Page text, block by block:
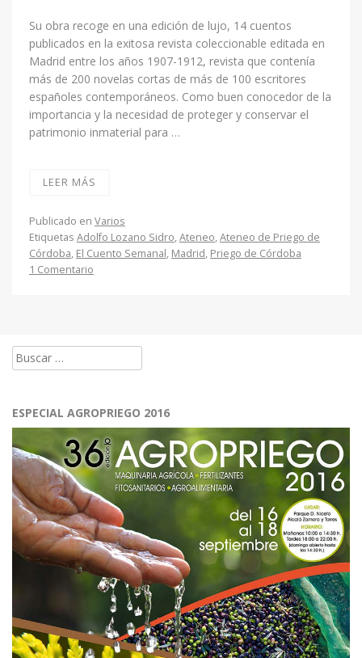
Su obra recoge en una edición de lujo, 14 cuentos
publicados en la exitosa revista coleccionable editada en
Madrid entre los años 1907-1912, revista que contenía
más de 200 novelas cortas de más de 100 escritores
españoles contemporáneos. Como buen conocedor de la
importancia y la necesidad de proteger y conservar el
patrimonio inmaterial para …
LEER MÁS
Publicado en Varios
Etiquetas Adolfo Lozano Sidro,Ateneo,Ateneo de Priego de
Córdoba, El Cuento Semanal, Madrid, Priego de Córdoba
1 Comentario
Buscar:
ESPECIAL AGROPRIEGO 2016